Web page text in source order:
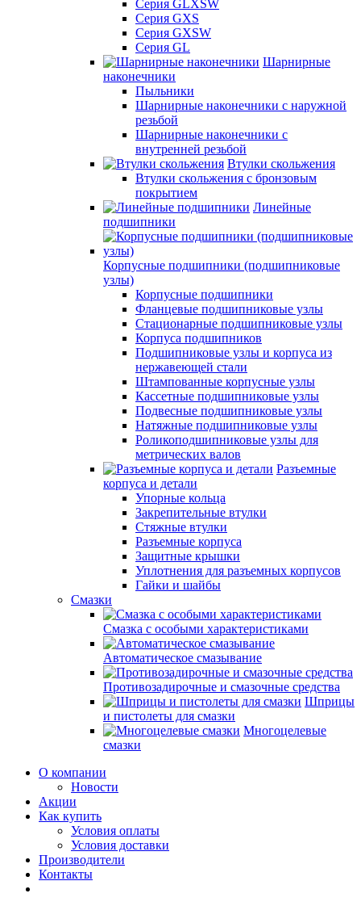
Серия GLXSW
Серия GXS
Серия GXSW
Серия GL
Шарнирные
наконечники
Пыльники
Шарнирные наконечники с наружной
резьбой
Шарнирные наконечники с
внутренней резьбой
Втулки скольжения
Втулки скольжения с бронзовым
покрытием
Линейные
подшипники
Корпусные подшипники (подшипниковые
узлы)
Корпусные подшипники
Фланцевые подшипниковые узлы
Стационарные подшипниковые узлы
Корпуса подшипников
Подшипниковые узлы и корпуса из
нержавеющей стали
Штампованные корпусные узлы
Кассетные подшипниковые узлы
Подвесные подшипниковые узлы
Натяжные подшипниковые узлы
Роликоподшипниковые узлы для
метрических валов
Разъемные
корпуса и детали
Упорные кольца
Закрепительные втулки
Стяжные втулки
Разъемные корпуса
Защитные крышки
Уплотнения для разъемных корпусов
Гайки и шайбы
Смазки
Смазка с особыми характеристиками
Автоматическое смазывание
Противозадирочные и смазочные средства
Шприцы
и пистолеты для смазки
Многоцелевые
смазки
О компании
Новости
Акции
Как купить
Условия оплаты
Условия доставки
Производители
Контакты